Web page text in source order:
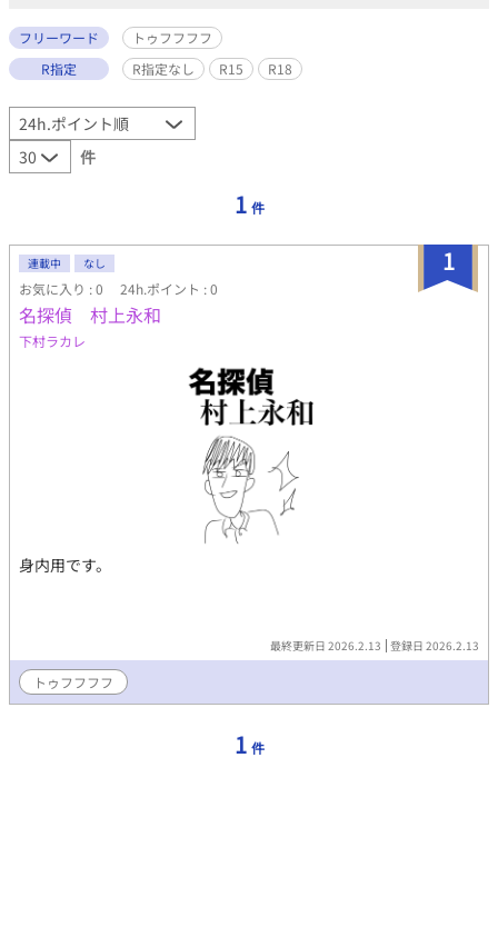
フリーワード
トゥフフフフ
R指定
R指定なし R15 R18
件
1 件
1
連載中 なし
お気に入り : 0 24h.ポイント : 0
名探偵 村上永和
下村ラカレ
身内用です。
最終更新日 2026.2.13 登録日 2026.2.13
トゥフフフフ
1 件